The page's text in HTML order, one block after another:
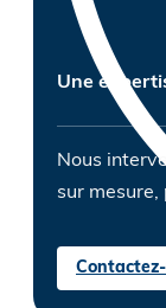
Une
Nous
sur